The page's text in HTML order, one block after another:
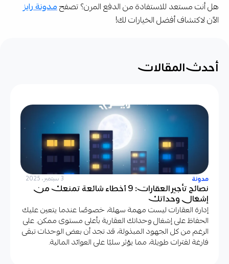
هل أنت مستعد للاستفادة من الدفع المرن؟ تصفح مدونة رايز
الآن لاكتشاف أفضل الخيارات لك!
أحدث المقالات
مدونة 3 سبتمبر، 2025
نصائح تأجير العقارات: 9 أخطاء شائعة تمنعك من
إشغال وحداتك
إدارة العقارات ليست مهمة سهلة، خصوصًا عندما يتعين عليك
الحفاظ على إشغال وحداتك العقارية بأعلى مستوى ممكن. على
الرغم من كل الجهود المبذولة، قد تجد أن بعض الوحدات تبقى
فارغة لفترات طويلة، مما يؤثر سلبًا على العوائد المالية.